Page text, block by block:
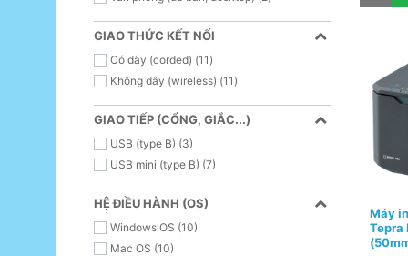
GIAO THỨC KẾT NỐI
Có dây (corded) (11)
Không dây (wireless) (11)
GIAO TIẾP (CỔNG, GIẮC...)
USB (type B) (3)
USB mini (type B) (7)
HỆ ĐIỀU HÀNH (OS)
Windows OS (10)
Mac OS (10)
Máy
Tepra